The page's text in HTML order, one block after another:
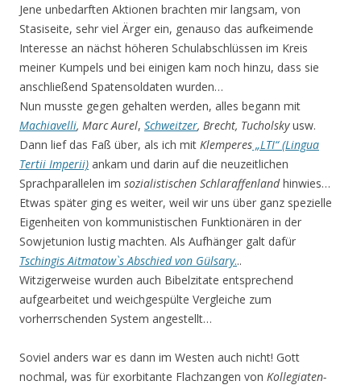
Jene unbedarften Aktionen brachten mir langsam, von
Stasiseite, sehr viel Ärger ein, genauso das aufkeimende
Interesse an nächst höheren Schulabschlüssen im Kreis
meiner Kumpels und bei einigen kam noch hinzu, dass sie
anschließend Spatensoldaten wurden…
Nun musste gegen gehalten werden, alles begann mit
Machiavelli, Marc Aurel, Schweitzer, Brecht, Tucholskyusw.
Dann lief das Faß über, als ich mit Klemperes „LTI“ (Lingua
Tertii Imperii) ankam und darin auf die neuzeitlichen
Sprachparallelen im sozialistischen Schlaraffenlandhinwies…
Etwas später ging es weiter, weil wir uns über ganz spezielle
Eigenheiten von kommunistischen Funktionären in der
Sowjetunion lustig machten. Als Aufhänger galt dafür
Tschingis Aitmatow`s Abschied von Gülsary...
Witzigerweise wurden auch Bibelzitate entsprechend
aufgearbeitet und weichgespülte Vergleiche zum
vorherrschenden System angestellt…
Soviel anders war es dann im Westen auch nicht! Gott
nochmal, was für exorbitante Flachzangen von Kollegiaten-